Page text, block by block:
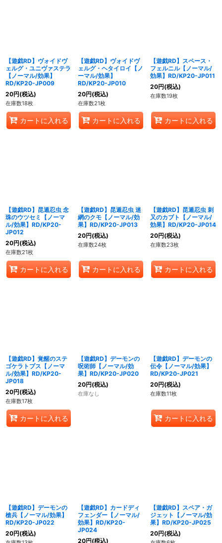
【遊戯RD】ヴォイドヴ
ェルグ・ユニヴァステラ
【ノーマル/効果】
RD/KP20-JP009
20円(税込)
在庫数18枚
カートに入れる
【遊戯RD】ヴォイドヴ
ェルグ・ヘタイロイ【ノ
ーマル/効果】
RD/KP20-JP010
20円(税込)
在庫数21枚
カートに入れる
【遊戯RD】スペース・
フェルニル【ノーマル/
効果】RD/KP20-JP011
20円(税込)
在庫数19枚
カートに入れる
【遊戯RD】昆遁忍虫 念
珠のウツセミ【ノーマ
ル/効果】RD/KP20-
JP012
20円(税込)
在庫数21枚
カートに入れる
【遊戯RD】昆遁忍虫 迷
網のクモ【ノーマル/効
果】RD/KP20-JP013
20円(税込)
在庫数24枚
カートに入れる
【遊戯RD】昆遁忍虫 刺
又のカブト【ノーマル/
効果】RD/KP20-JP014
20円(税込)
在庫数23枚
カートに入れる
【遊戯RD】覚醒のステ
ゴケラトプス【ノーマ
ル/効果】RD/KP20-
JP018
20円(税込)
在庫数17枚
カートに入れる
【遊戯RD】デーモンの
呪術師【ノーマル/効
果】RD/KP20-JP020
20円(税込)
在庫なし
【遊戯RD】デーモンの
伝令【ノーマル/効果】
RD/KP20-JP021
20円(税込)
在庫数11枚
カートに入れる
【遊戯RD】デーモンの
槍兵【ノーマル/効果】
RD/KP20-JP022
20円(税込)
【遊戯RD】カードディ
フェンダー【ノーマル/
効果】RD/KP20-
JP024
20円(税込)
【遊戯RD】スペア・ガ
ジェット【ノーマル/効
果】RD/KP20-JP025
20円(税込)